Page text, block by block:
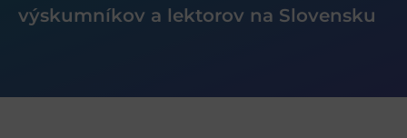
výskumníkov a lektorov na Slovensku